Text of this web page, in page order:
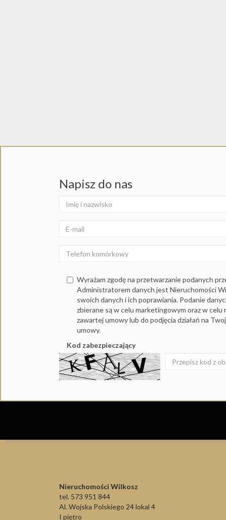
Napisz do nas
Wyrażam zgodę na przetwarzanie podanych
Administratorem danych jest Nieruchomości
swoich danych i ich poprawiania. Podanie
zbierane są w celu marketingowym oraz w celu
zawartej umowy lub do podjęcia działań na
umowy.
Kod zabezpieczający
Nieruchomości Wilkosz
tel. 573 951 844
Al. Wojska Polskiego 24 lokal 4
I piętro